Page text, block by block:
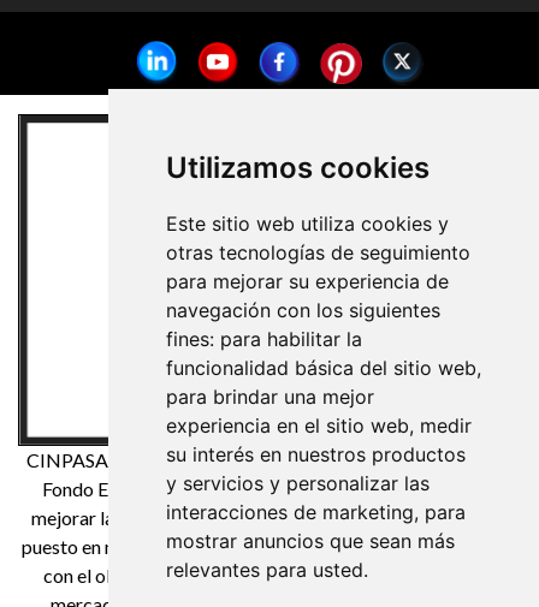
Utilizamos cookies
Este sitio web utiliza cookies y
otras tecnologías de seguimiento
para mejorar su experiencia de
navegación con los siguientes
fines: para habilitar la
funcionalidad básica del sitio web,
para brindar una mejor
experiencia en el sitio web, medir
su interés en nuestros productos
y servicios y personalizar las
interacciones de marketing, para
mostrar anuncios que sean más
relevantes para usted.
CINPASA Cintas y Pasamanería S.A. ha sido beneficiaria del
Fondo Europeo de Desarrollo Regional cuyo objetivo es
mejorar la competitividad de las Pymes y gracias al cual ha
puesto en marcha un Plan de Marketing Digital Internacional
con el objetivo de mejorar su posicionamiento online en